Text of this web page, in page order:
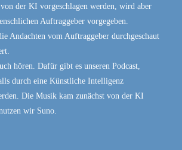
der KI vorgeschlagen werden, wird aber
Auftraggeber vorgegeben.
Andachten vom Auftraggeber durchgeschaut
hören. Dafür gibt es unseren Podcast,
durch eine Künstliche Intelligenz
Die Musik kam zunächst von der KI
wir Suno.